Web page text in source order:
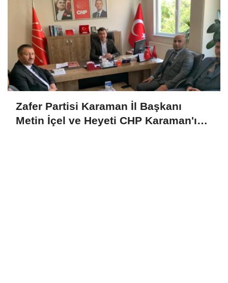
Zafer Partisi Karaman İl Başkanı
Metin İçel ve Heyeti CHP Karaman'ı